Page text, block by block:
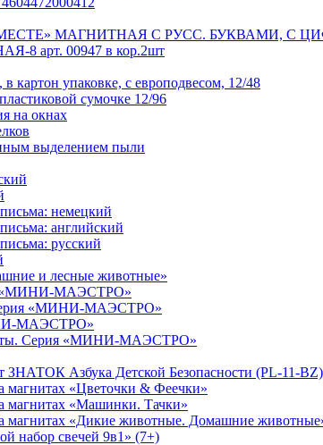
МАГНИТНАЯ С РУСС. БУКВАМИ, С
арт. 00947 в кор.2шт
упаковке, с европодвесом, 12/48
сумочке 12/96
на окнах
выделением пыли
немецкий
английский
русский
и лесные животные»
«МИНИ-МАЭСТРО»
«МИНИ-МАЭСТРО»
МАЭСТРО»
Серия «МИНИ-МАЭСТРО»
ЗНАТОК Азбука Детской Безопасности (PL-11-BZ)
магнитах «Цветочки & Феечки»
магнитах «Машинки. Тачки»
магнитах «Дикие животные. Домашние
набор свечей 9в1» (7+)